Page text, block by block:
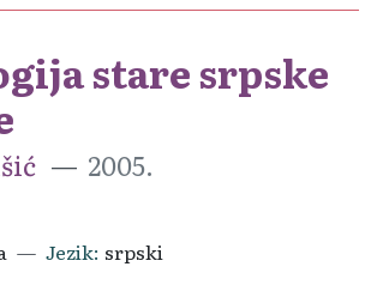
stare srpske
2005.
Jezik srpski